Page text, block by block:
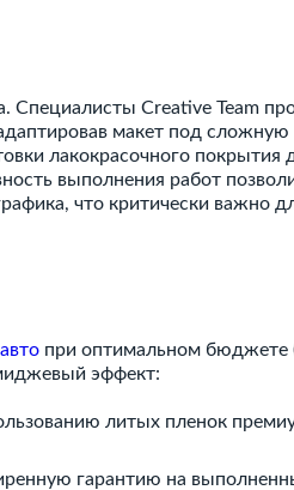
Специалисты Creative Team
макет под сложную
лакокрасочного покрытия
выполнения работ
что критически важно
при оптимальном бюджете
эффект:
литых пленок
гарантию на